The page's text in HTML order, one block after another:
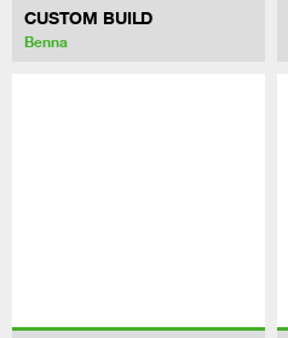
CUSTOM BUILD
Benna